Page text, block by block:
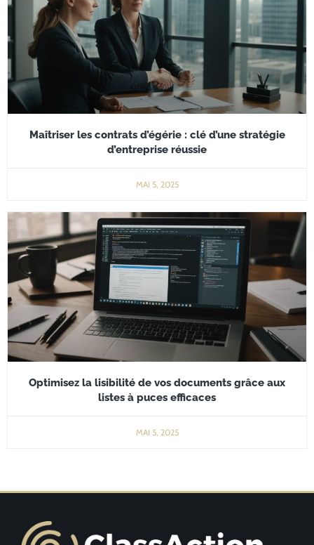
Maîtriser les contrats d’égérie : clé d’une stratégie
d’entreprise réussie
MAI 5, 2025
Optimisez la lisibilité de vos documents grâce aux
listes à puces efficaces
MAI 5, 2025